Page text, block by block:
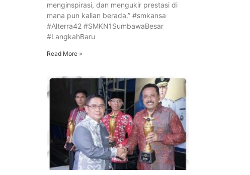
menginspirasi, dan mengukir prestasi di
mana pun kalian berada.” #smkansa
#Alterra42 #SMKN1SumbawaBesar
#LangkahBaru
Read More »